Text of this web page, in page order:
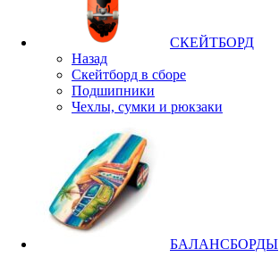
СКЕЙТБОРД
Назад
Скейтборд в сборе
Подшипники
Чехлы, сумки и рюкзаки
БАЛАНСБОРДЫ